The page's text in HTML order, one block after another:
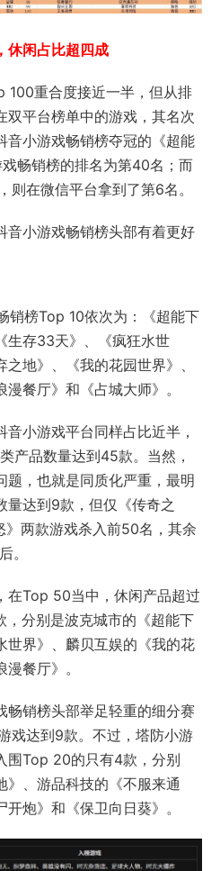
休闲占比超四成
100重合度接近一半，但从排
双平台榜单中的游戏，其名次
音小游戏畅销榜夺冠的《超能
畅销榜的排名为第40名；而
在微信平台拿到了第6名。
音小游戏畅销榜头部有着更好
销榜Top 10依次为：《超能下
生存33天》、《疯狂水世
地》、《我的花园世界》、
漫餐厅》和《占城大师》。
小游戏平台同样占比近半，
产品数量达到45款。当然，
题，也就是同质化严重，最明
量达到9款，但仅《传奇之
》两款游戏杀入前50名，其余
。
在Top 50当中，休闲产品超过
分别是波克城市的《超能下
世界》、麟贝互娱的《我的花
餐厅》。
畅销榜头部举足轻重的细分赛
戏达到9款。不过，塔防小游
围Top 20的只有4款，分别
》、游品科技的《不服来通
炮》和《保卫向日葵》。